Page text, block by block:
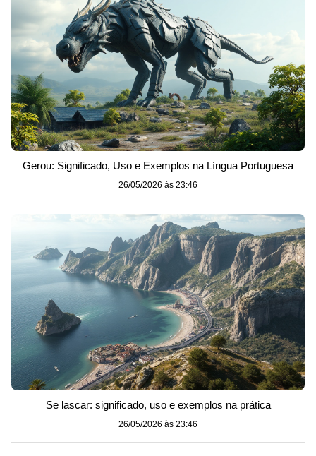
Gerou: Significado, Uso e Exemplos na Língua Portuguesa
26/05/2026 às 23:46
Se lascar: significado, uso e exemplos na prática
26/05/2026 às 23:46